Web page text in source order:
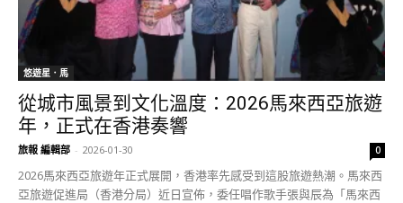
悠遊星．馬
從城市風景到文化溫度：2026馬來西亞旅遊
年，正式在香港奏響
旅報 編輯部 - 2026-01-30 0
2026馬來西亞旅遊年正式展開，香港率先感受到這股旅遊熱潮。馬來西
亞旅遊促進局（香港分局）近日宣佈，委任唱作歌手張與辰為「馬來西